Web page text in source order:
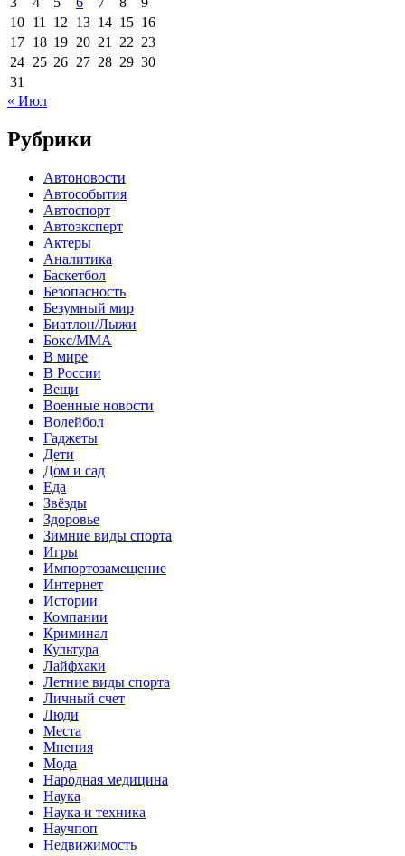
10 11 12 13 14 15 16
17 18 19 20 21 22 23
24 25 26 27 28 29 30
31
« Июл
Рубрики
Автоновости
Автособытия
Автоспорт
Автоэксперт
Актеры
Аналитика
Баскетбол
Безопасность
Безумный мир
Биатлон/Лыжи
Бокс/MMA
В мире
В России
Вещи
Военные новости
Волейбол
Гаджеты
Дети
Дом и сад
Еда
Звёзды
Здоровье
Зимние виды спорта
Игры
Импортозамещение
Интернет
Истории
Компании
Криминал
Культура
Лайфхаки
Летние виды спорта
Личный счет
Люди
Места
Мнения
Мода
Народная медицина
Наука
Наука и техника
Научпоп
Недвижимость